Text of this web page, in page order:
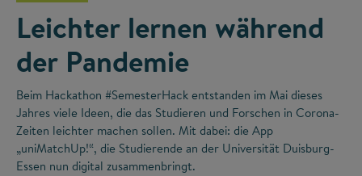
Leichter lernen während
der Pandemie
Beim Hackathon #SemesterHack entstanden im Mai dieses
Jahres viele Ideen, die das Studieren und Forschen in Corona-
Zeiten leichter machen sollen. Mit dabei: die App
„uniMatchUp!“, die Studierende an der Universität Duisburg-
Essen nun digital zusammenbringt.